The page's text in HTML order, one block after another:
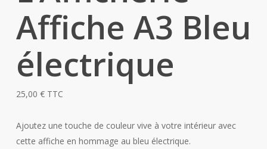
Affiche A3 Bleu
électrique
25,00 € TTC
Ajoutez une touche de couleur vive à votre intérieur avec
cette affiche en hommage au bleu électrique.